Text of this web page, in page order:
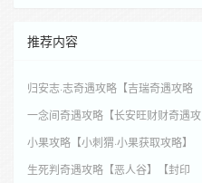
推荐内容
归安志·志奇遇攻略【吉瑞奇遇攻略
一念间奇遇攻略【长安旺财财奇遇攻
小果攻略【小刺猬·小果获取攻略】
生死判奇遇攻略【恶人谷】【封印